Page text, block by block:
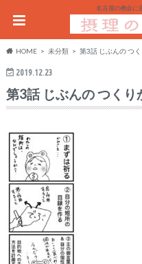
名古屋の教会に
HOME 未分類 第3話 じぶんの つ
2019.12.23
第3話 じぶんの つくり